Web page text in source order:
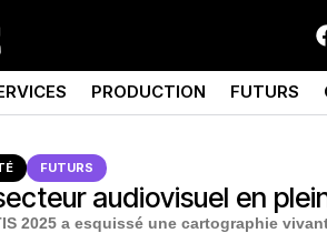
PRODUCTION FUTURS
FUTURS
audiovisuel en
2025 a esquissé une cartographie